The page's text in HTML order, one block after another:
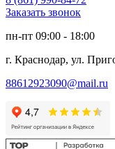
Заказать звонок
пн-пт 09:00 - 18:00
г. Краснодар, ул.
88612923090@mail.ru